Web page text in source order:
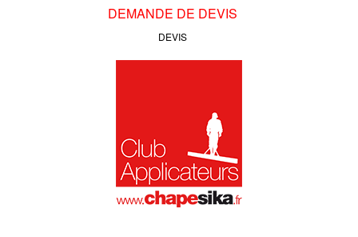
DEMANDE DE DEVIS
DEVIS